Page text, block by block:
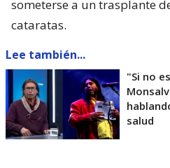
someterse a un trasplante
cataratas.
Lee también...
"Si no
salud